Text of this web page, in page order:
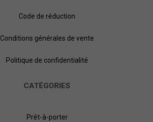
Code de réduction
Conditions générales de vente
Politique de confidentialité
CATÉGORIES
Prêt-à-porter